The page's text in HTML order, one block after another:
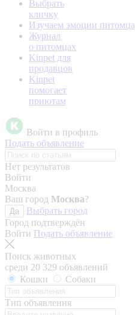
Выбрать
кличку
Изучаем эмоции питомца
Журнал
о питомцах
Kinpet для
продавцов
Kinpet
помогает
приютам
Войти в профиль
Подать объявление
Нет результатов
Войти
Москва
Ваш город Москва?
Да
Выбрать город
Город подтверждён
Войти Подать объявление
Поиск животных
среди 20 329 объявлений
Кошки
Собаки
Тип объявления